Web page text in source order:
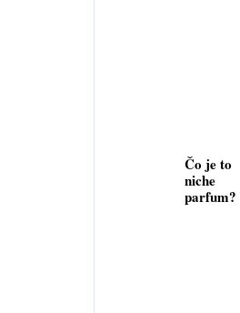
Čo je to
niche
parfum?